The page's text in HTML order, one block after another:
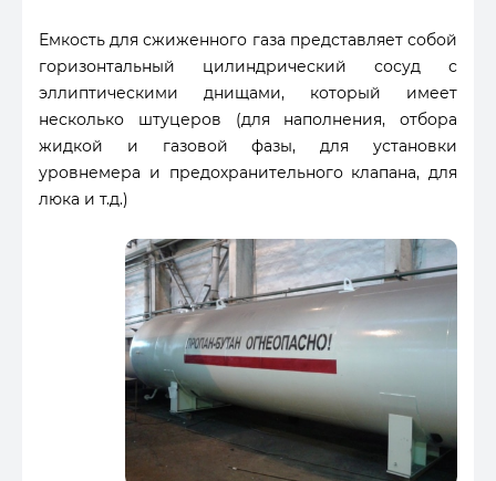
Емкость для сжиженного газа представляет собой
горизонтальный цилиндрический сосуд с
эллиптическими днищами, который имеет
несколько штуцеров (для наполнения, отбора
жидкой и газовой фазы, для установки
уровнемера и предохранительного клапана, для
люка и т.д.)